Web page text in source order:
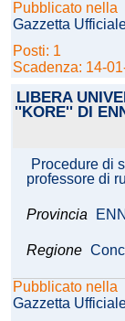
Pubblicato nella
Gazzetta
Posti: 1
Scadenza: 14-
LIBERA
''KORE'' DI
Procedure di
professore di
Provincia
Regione
Pubblicato nella
Gazzetta